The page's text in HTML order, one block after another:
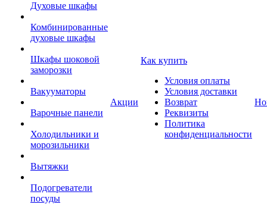
Духовые шкафы
Комбинированные
духовые шкафы
Шкафы шоковой
заморозки
Вакууматоры
Варочные панели
Холодильники и
морозильники
Вытяжки
Подогреватели
посуды
Акции
Как купить
Условия оплаты
Условия доставки
Возврат
Реквизиты
Политика
конфиденциальности